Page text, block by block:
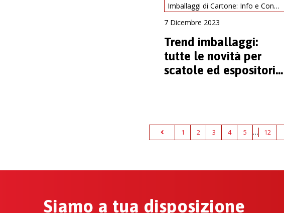
Imballaggi di Cartone: Info e Consigli
7 Dicembre 2023
Trend imballaggi:
tutte le novità per
scatole ed espositori
1 2 3 4 5 … 12
Siamo a tua disposizione